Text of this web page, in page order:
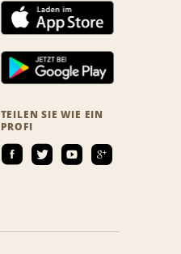
TEILEN SIE WIE EIN
PROFI